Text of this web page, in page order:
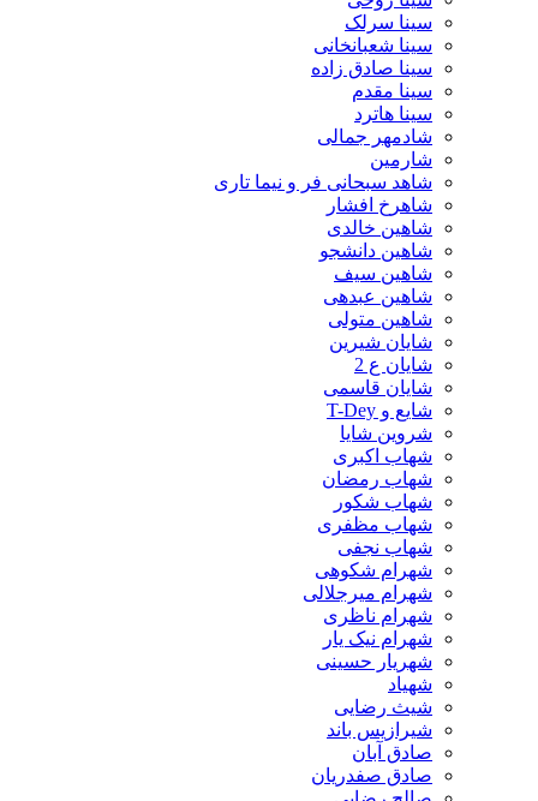
سینا سرلک
سینا شعبانخانی
سینا صادق زاده
سینا مقدم
سینا هاترد
شادمهر جمالی
شارمین
شاهد سبحانی فر و نیما تاری
شاهرخ افشار
شاهین خالدی
شاهین دانشجو
شاهین سیف
شاهین عبدهی
شاهین متولی
شایان شیرین
شایان ع 2
شایان قاسمی
شایع و T-Dey
شروین شایا
شهاب اکبری
شهاب رمضان
شهاب شکور
شهاب مظفری
شهاب نجفی
شهرام شکوهی
شهرام میرجلالی
شهرام ناظری
شهرام نیک یار
شهریار حسینی
شهیاد
شیث رضایی
شیرازیس باند
صادق آبان
صادق صفدریان